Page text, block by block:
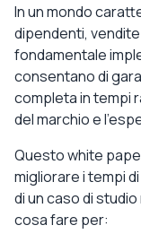
In un mondo
dipendenti,
fondamentale
consentano di
completa in tempi
del marchio e
Questo white
migliorare i tempi
di un caso di
cosa fare per: